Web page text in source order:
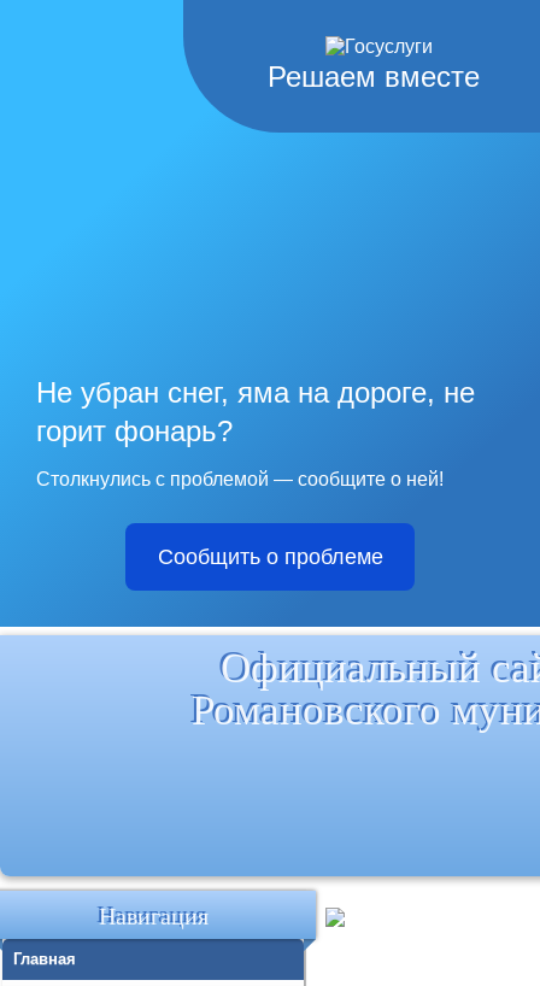
Решаем вместе
Не убран снег, яма на дороге, не
горит фонарь?
Столкнулись с проблемой — сообщите о ней!
Сообщить о проблеме
Официальный
Романовского
Навигация
Главная